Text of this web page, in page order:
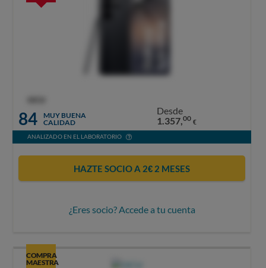
84
MUY BUENA
CALIDAD
Desde
1.357,00 €
ANALIZADO EN EL LABORATORIO
HAZTE SOCIO A 2€ 2 MESES
¿Eres socio? Accede a tu cuenta
COMPRA
MAESTRA